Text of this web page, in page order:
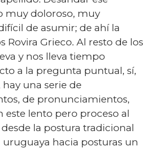
muy doloroso, muy
de asumir; de ahí la
Rovira Grieco. Al resto de los
y nos lleva tiempo
a la pregunta puntual, sí,
una serie de
de pronunciamientos,
este lento pero proceso al
la postura tradicional
hacia posturas un